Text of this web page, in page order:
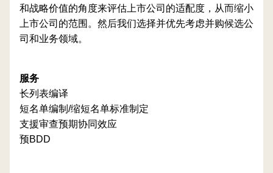
和战略价值的角度来评估上市公司的适配度，从而缩小
上市公司的范围。然后我们选择并优先考虑并购候选公
司和业务领域。
服务
长列表编译
短名单编制/缩短名单标准制定
支援审查预期协同效应
预BDD